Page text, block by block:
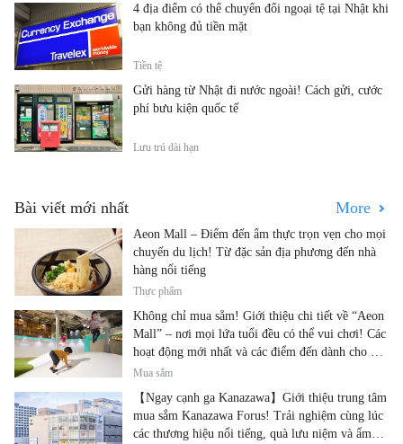
4 địa điểm có thể chuyển đổi ngoại tệ tại Nhật khi
bạn không đủ tiền mặt
Tiền tệ
Gửi hàng từ Nhật đi nước ngoài! Cách gửi, cước
phí bưu kiện quốc tế
Lưu trú dài hạn
Bài viết mới nhất More
Aeon Mall – Điểm đến ẩm thực trọn vẹn cho mọi
chuyến du lịch! Từ đặc sản địa phương đến nhà
hàng nổi tiếng
Thực phẩm
Không chỉ mua sắm! Giới thiệu chi tiết về “Aeon
Mall” – nơi mọi lứa tuổi đều có thể vui chơi! Các
hoạt động mới nhất và các điểm đến dành cho gia
đình.
Mua sắm
【Ngay cạnh ga Kanazawa】Giới thiệu trung tâm
mua sắm Kanazawa Forus! Trải nghiệm cùng lúc
các thương hiệu nổi tiếng, quà lưu niệm và ẩm